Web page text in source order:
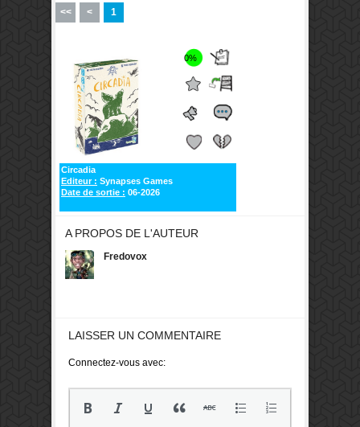
<< < 1
0%
Circadia
Editeur : Synapses Games
Date de sortie : 06-2026
A PROPOS DE L'AUTEUR
Fredovox
LAISSER UN COMMENTAIRE
Connectez-vous avec: